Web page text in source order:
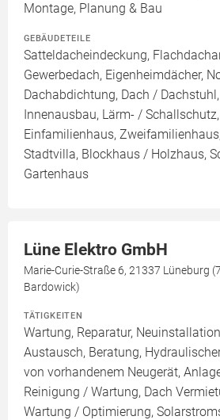
Montage, Planung & Bau
GEBÄUDETEILE
Satteldacheindeckung,
Gewerbedach, Eigenheimdächer,
Dachabdichtung, Dach /
Innenausbau, Lärm- /
Einfamilienhaus,
Stadtvilla, Blockhaus / Holzhaus,
Gartenhaus
Lüne Elektro GmbH
Marie-Curie-Straße 6, 21337 Lüneburg
Bardowick)
TÄTIGKEITEN
Wartung, Reparatur,
Austausch, Beratung,
von vorhandenem Neugerät,
Reinigung / Wartung, Dach
Wartung / Optimierung,